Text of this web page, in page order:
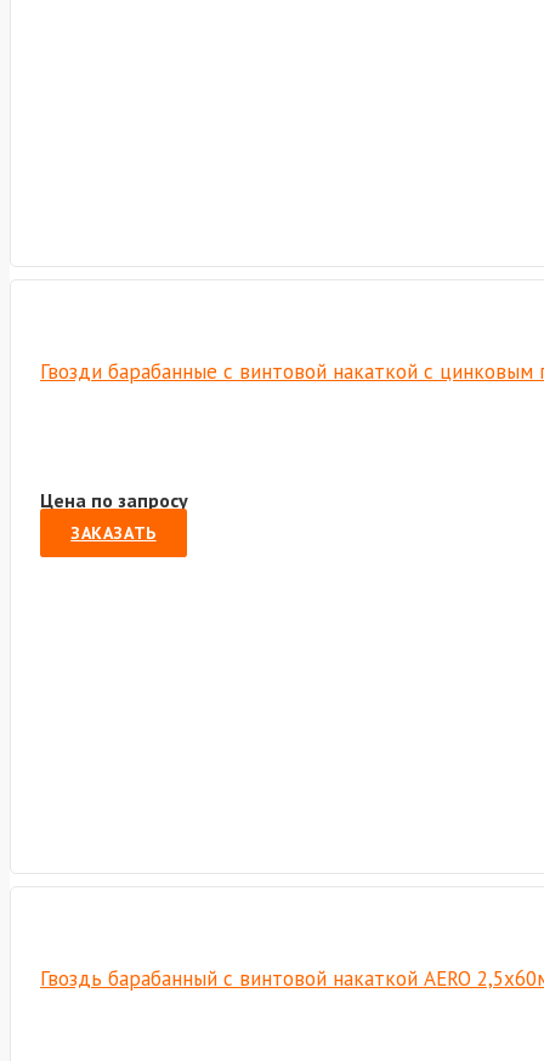
Гвозди барабанные с винтовой накаткой с
Цена по запросу
ЗАКАЗАТЬ
Гвоздь барабанный c винтовой накаткой AERO